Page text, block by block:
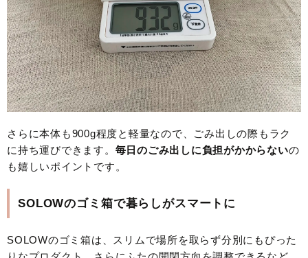
さらに本体も900g程度と軽量なので、ごみ出しの際もラク
に持ち運びできます。 毎日のごみ出しに負担がかからないの
も嬉しいポイントです。
SOLOWのゴミ箱で暮らしがスマートに
SOLOWのゴミ箱は、スリムで場所を取らず分別にもぴった